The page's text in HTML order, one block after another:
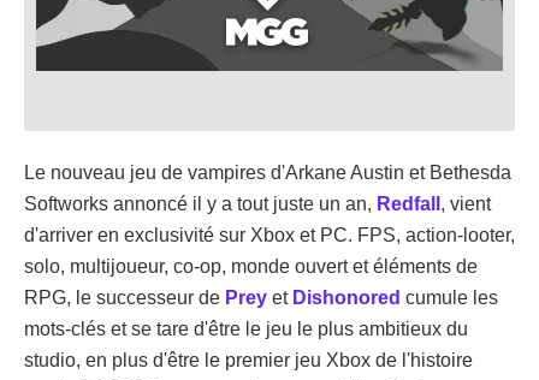
Le nouveau jeu de vampires d'Arkane Austin et Bethesda
Softworks annoncé il y a tout juste un an, Redfall , vient
d'arriver en exclusivité sur Xbox et PC. FPS, action-looter,
solo, multijoueur, co-op, monde ouvert et éléments de
RPG, le successeur de Prey et Dishonored cumule les
mots-clés et se tare d'être le jeu le plus ambitieux du
studio, en plus d'être le premier jeu Xbox de l'histoire